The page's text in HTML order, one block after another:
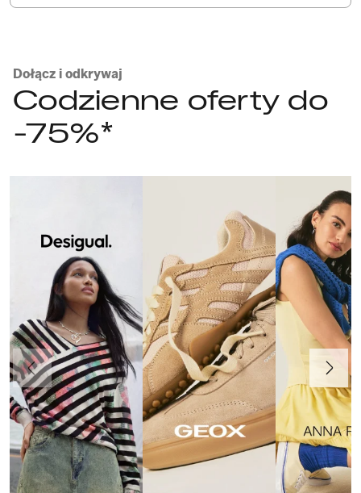
Dołącz i odkrywaj
Codzienne oferty do
-75%*
Poprzedni Dalej